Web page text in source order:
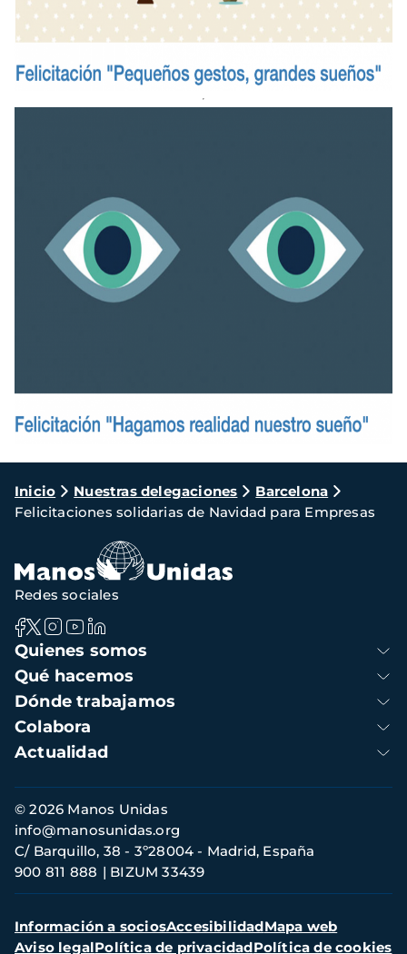
Ruta
de
navegación
Inicio Nuestras delegaciones
Barcelona
Felicitaciones solidarias de Navidad para Empresas
Navegación
principal
Quienes somos
Qué hacemos
Dónde trabajamos
Colabora
Actualidad
Redes sociales
Información
de
contacto
© 2026 Manos Unidas
C/ Barquillo, 38 - 3º28004 - Madrid, España
900 811 888
BIZUM 33439
info@manosunidas.org
Menú
secundario
Información a sociosAccesibilidadMapa web
Aviso legalPolítica de privacidadPolítica de cookies